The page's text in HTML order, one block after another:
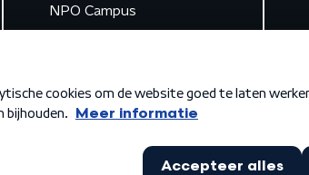
NPO Campus